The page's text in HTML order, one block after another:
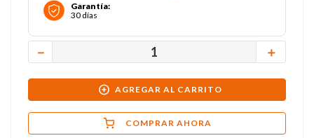
Garantía:
30 días
＋
－
AGREGAR AL CARRITO
COMPRAR AHORA